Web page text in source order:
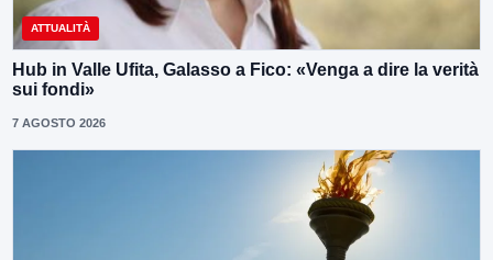
ATTUALITÀ
Hub in Valle Ufita, Galasso a Fico: «Venga a dire la verità
sui fondi»
7 AGOSTO 2026